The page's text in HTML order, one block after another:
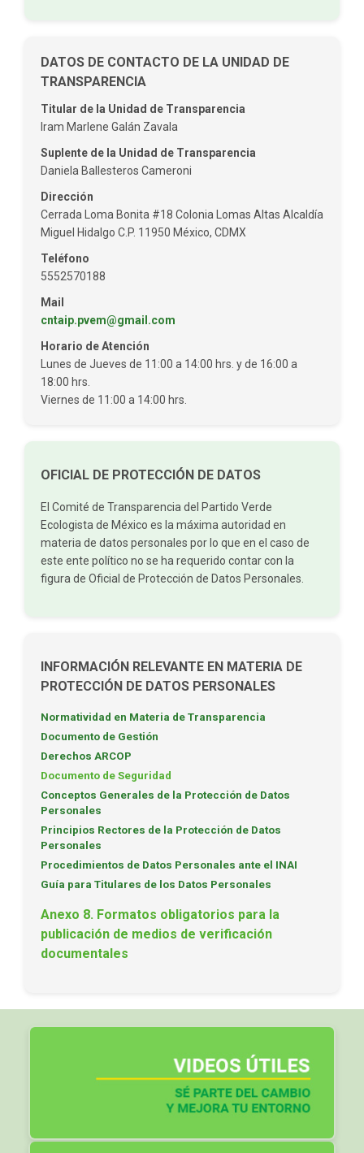
DATOS DE CONTACTO DE LA UNIDAD DE
TRANSPARENCIA
Titular de la Unidad de Transparencia
Iram Marlene Galán Zavala
Suplente de la Unidad de Transparencia
Daniela Ballesteros Cameroni
Dirección
Cerrada Loma Bonita #18 Colonia Lomas Altas Alcaldía
Miguel Hidalgo C.P. 11950 México, CDMX
Teléfono
5552570188
Mail
cntaip.pvem@gmail.com
Horario de Atención
Lunes de Jueves de 11:00 a 14:00 hrs. y de 16:00 a
18:00 hrs.
Viernes de 11:00 a 14:00 hrs.
OFICIAL DE PROTECCIÓN DE DATOS
El Comité de Transparencia del Partido Verde
Ecologista de México es la máxima autoridad en
materia de datos personales por lo que en el caso de
este ente político no se ha requerido contar con la
figura de Oficial de Protección de Datos Personales.
INFORMACIÓN RELEVANTE EN MATERIA DE
PROTECCIÓN DE DATOS PERSONALES
Normatividad en Materia de Transparencia
Documento de Gestión
Derechos ARCOP
Documento de Seguridad
Conceptos Generales de la Protección de Datos
Personales
Principios Rectores de la Protección de Datos
Personales
Procedimientos de Datos Personales ante el INAI
Guía para Titulares de los Datos Personales
Anexo 8. Formatos obligatorios para la
publicación de medios de verificación
documentales